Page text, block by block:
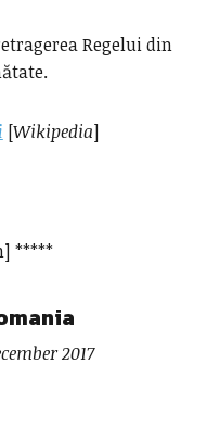
Regelui din
[Wikipedia]
*****
2017